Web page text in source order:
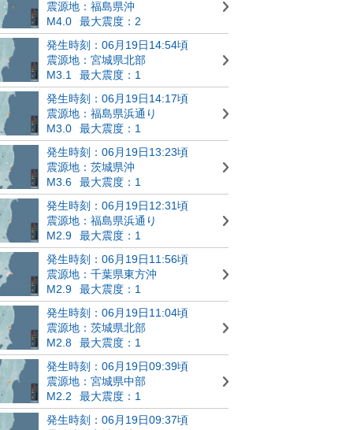
震源地：福島県沖
M4.0
最大震度：2
発生時刻：06月19日14:54頃
震源地：宮城県北部
M3.1
最大震度：1
発生時刻：06月19日14:17頃
震源地：福島県浜通り
M3.0
最大震度：1
発生時刻：06月19日13:23頃
震源地：茨城県沖
M3.6
最大震度：1
発生時刻：06月19日12:31頃
震源地：福島県浜通り
M2.9
最大震度：1
発生時刻：06月19日11:56頃
震源地：千葉県東方沖
M2.9
最大震度：1
発生時刻：06月19日11:04頃
震源地：茨城県北部
M2.8
最大震度：1
発生時刻：06月19日09:39頃
震源地：宮城県中部
M2.2
最大震度：1
発生時刻：06月19日09:37頃